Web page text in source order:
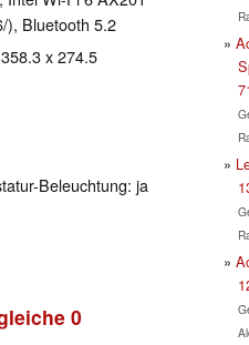
), Bluetooth 5.2
x 274.5
Beleuchtung: ja
0